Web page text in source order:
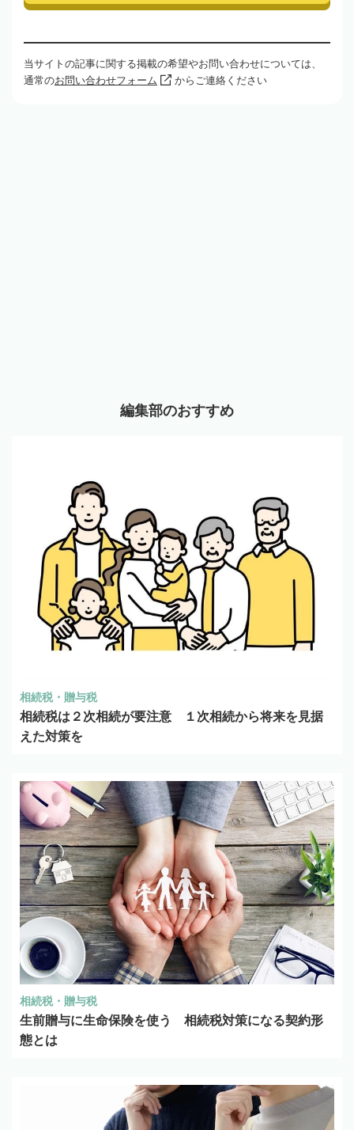
当サイトの記事に関する掲載の希望やお問い合わせについては、
通常のお問い合わせフォーム からご連絡ください
編集部のおすすめ
相続税・贈与税
相続税は２次相続が要注意 １次相続から将来を見据
えた対策を
相続税・贈与税
生前贈与に生命保険を使う 相続税対策になる契約形
態とは